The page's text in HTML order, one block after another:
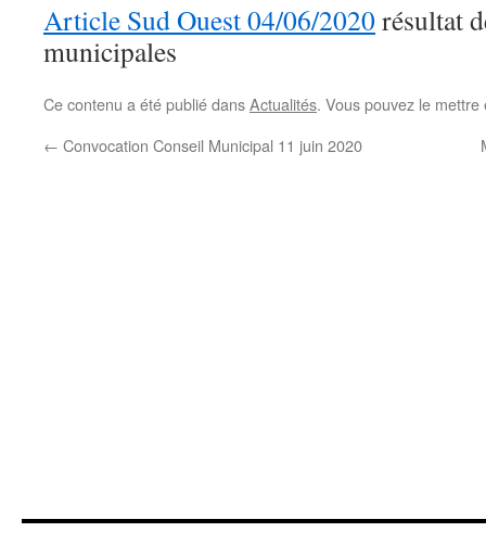
Article Sud Ouest 04/06/2020résultat
municipales
Ce contenu a été publié dansActualités. Vous pouvez le
← Convocation Conseil Municipal 11 juin 2020